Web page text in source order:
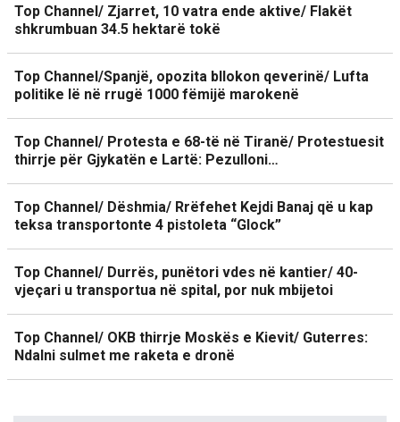
Top Channel/ Zjarret, 10 vatra ende aktive/ Flakët
shkrumbuan 34.5 hektarë tokë
Top Channel/Spanjë, opozita bllokon qeverinë/ Lufta
politike lë në rrugë 1000 fëmijë marokenë
Top Channel/ Protesta e 68-të në Tiranë/ Protestuesit
thirrje për Gjykatën e Lartë: Pezulloni…
Top Channel/ Dëshmia/ Rrëfehet Kejdi Banaj që u kap
teksa transportonte 4 pistoleta “Glock”
Top Channel/ Durrës, punëtori vdes në kantier/ 40-
vjeçari u transportua në spital, por nuk mbijetoi
Top Channel/ OKB thirrje Moskës e Kievit/ Guterres:
Ndalni sulmet me raketa e dronë